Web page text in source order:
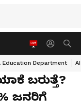
Education Department
ಬರುತ್ತೆ?
ಜನರಿಗೆ